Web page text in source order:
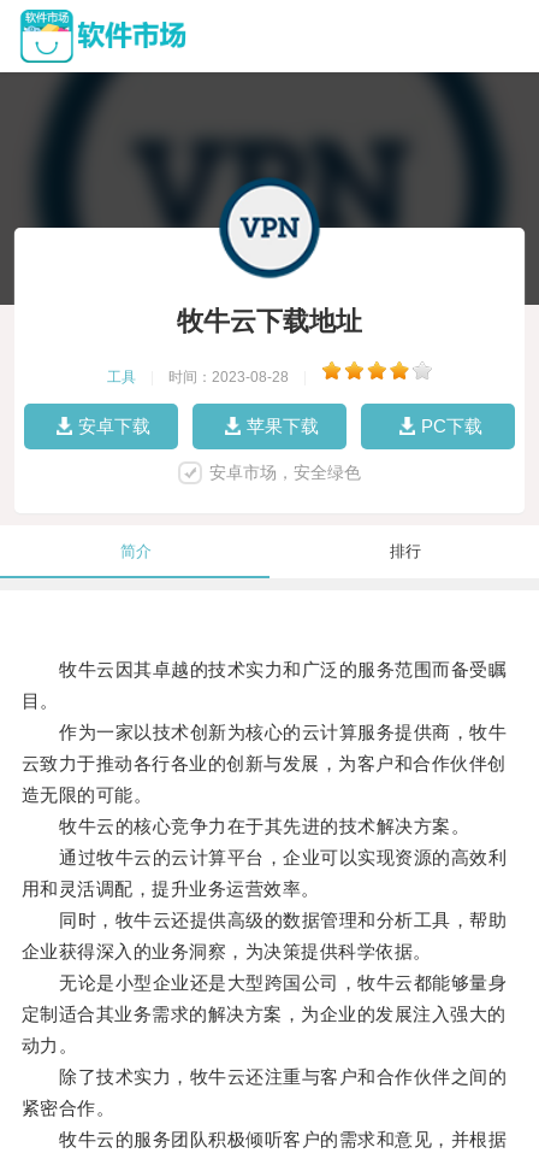
牧牛云下载地址
工具 时间：2023-08-28
安卓下载 苹果下载 PC下载
安卓市场，安全绿色
简介 排行
牧牛云因其卓越的技术实力和广泛的服务范围而备受瞩
目。
作为一家以技术创新为核心的云计算服务提供商，牧牛
云致力于推动各行各业的创新与发展，为客户和合作伙伴创
造无限的可能。
牧牛云的核心竞争力在于其先进的技术解决方案。
通过牧牛云的云计算平台，企业可以实现资源的高效利
用和灵活调配，提升业务运营效率。
同时，牧牛云还提供高级的数据管理和分析工具，帮助
企业获得深入的业务洞察，为决策提供科学依据。
无论是小型企业还是大型跨国公司，牧牛云都能够量身
定制适合其业务需求的解决方案，为企业的发展注入强大的
动力。
除了技术实力，牧牛云还注重与客户和合作伙伴之间的
紧密合作。
牧牛云的服务团队积极倾听客户的需求和意见，并根据